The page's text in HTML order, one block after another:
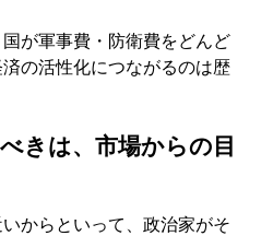
国が軍事費・防衛費をどんど
の活性化につながるのは歴
きは、市場からの目
からといって、政治家がそ